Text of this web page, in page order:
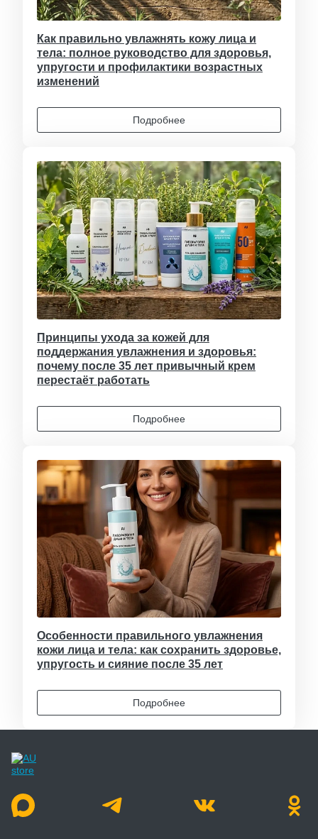
Как правильно увлажнять кожу лица и
тела: полное руководство для здоровья,
упругости и профилактики возрастных
изменений
Подробнее
Принципы ухода за кожей для
поддержания увлажнения и здоровья:
почему после 35 лет привычный крем
перестаёт работать
Подробнее
Особенности правильного увлажнения
кожи лица и тела: как сохранить здоровье,
упругость и сияние после 35 лет
Подробнее